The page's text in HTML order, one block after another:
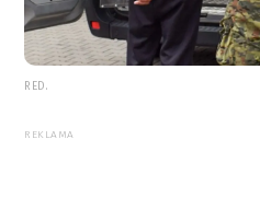
RED.
REKLAMA